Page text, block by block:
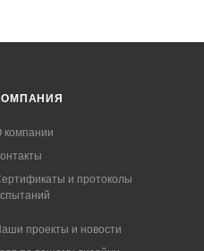
компании
и протоколы
проекты и новости